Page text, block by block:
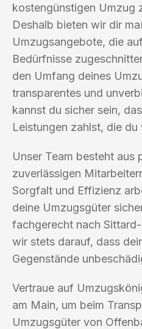
kostengünstigen Umzug
Deshalb bieten wir dir
Umzugsangebote, die
Bedürfnisse
den Umfang deines
transparentes und
kannst du sicher sein,
Leistungen zahlst, die
Unser Team besteht aus
zuverlässigen
Sorgfalt und Effizienz
deine Umzugsgüter
fachgerecht nach
wir stets darauf, dass
Gegenstände
Vertraue auf
am Main, um beim
Umzugsgüter von